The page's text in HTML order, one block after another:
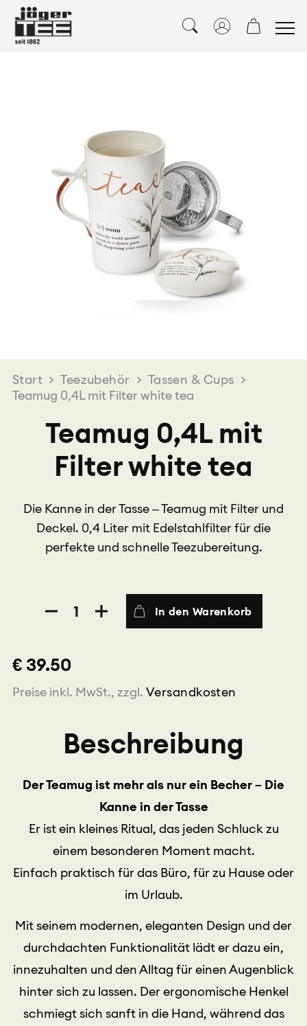
Start > Teezubehör > Tassen & Cups >
Teamug 0,4L mit Filter white tea
Teamug 0,4L mit
Filter white tea
Die Kanne in der Tasse – Teamug mit Filter und
Deckel. 0,4 Liter mit Edelstahlfilter für die
perfekte und schnelle Teezubereitung.
Teamug
0,4L
white
Menge
In den Warenkorb
€ 39.50
Preise inkl. MwSt., zzgl. Versandkosten
Beschreibung
Der Teamug ist mehr als nur ein Becher – Die
Kanne in der Tasse
Er ist ein kleines Ritual, das jeden Schluck zu
einem besonderen Moment macht.
Einfach praktisch für das Büro, für zu Hause oder
im Urlaub.
Mit seinem modernen, eleganten Design und der
durchdachten Funktionalität lädt er dazu ein,
innezuhalten und den Alltag für einen Augenblick
hinter sich zu lassen. Der ergonomische Henkel
schmiegt sich sanft in die Hand, während das